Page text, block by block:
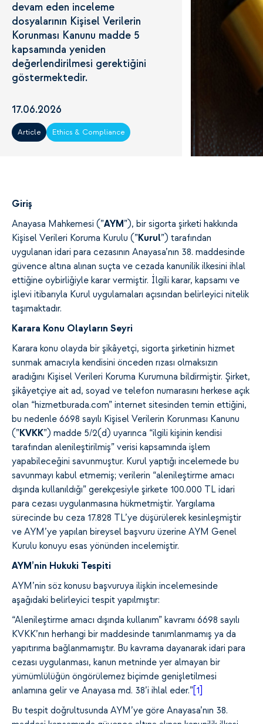
devam eden inceleme
dosyalarının Kişisel Verilerin
Korunması Kanunu madde 5
kapsamında yeniden
değerlendirilmesi gerektiğini
göstermektedir.
17.06.2026
Article Ethics & Compliance
Giriş
Anayasa Mahkemesi (”AYM”), bir sigorta şirketi hakkında
Kişisel Verileri Koruma Kurulu (”Kurul”) tarafından
uygulanan idari para cezasının Anayasa’nın 38. maddesinde
güvence altına alınan suçta ve cezada kanunilik ilkesini ihlal
ettiğine oybirliğiyle karar vermiştir. İlgili karar, kapsamı ve
işlevi itibarıyla Kurul uygulamaları açısından belirleyici nitelik
taşımaktadır.
Karara Konu Olayların Seyri
Karara konu olayda bir şikâyetçi, sigorta şirketinin hizmet
sunmak amacıyla kendisini önceden rızası olmaksızın
aradığını Kişisel Verileri Koruma Kurumuna bildirmiştir. Şirket,
şikâyetçiye ait ad, soyad ve telefon numarasını herkese açık
olan “hizmetburada.com” internet sitesinden temin ettiğini,
bu nedenle 6698 sayılı Kişisel Verilerin Korunması Kanunu
(”KVKK”) madde 5/2(d) uyarınca “ilgili kişinin kendisi
tarafından alenileştirilmiş” verisi kapsamında işlem
yapabileceğini savunmuştur. Kurul yaptığı incelemede bu
savunmayı kabul etmemiş; verilerin “alenileştirme amacı
dışında kullanıldığı” gerekçesiyle şirkete 100.000 TL idari
para cezası uygulanmasına hükmetmiştir. Yargılama
sürecinde bu ceza 17.828 TL’ye düşürülerek kesinleşmiştir
ve AYM’ye yapılan bireysel başvuru üzerine AYM Genel
Kurulu konuyu esas yönünden incelemiştir.
AYM’nin Hukuki Tespiti
AYM’nin söz konusu başvuruya ilişkin incelemesinde
aşağıdaki belirleyici tespit yapılmıştır:
“Alenileştirme amacı dışında kullanım” kavramı 6698 sayılı
KVKK’nın herhangi bir maddesinde tanımlanmamış ya da
yapıtırıma bağlanmamıştır. Bu kavrama dayanarak idari para
cezası uygulanması, kanun metninde yer almayan bir
yümümlülüğün öngörülemez biçimde genişletilmesi
anlamına gelir ve Anayasa md. 38’i ihlal eder.” [1]
Bu tespit doğrultusunda AYM’ye göre Anayasa’nın 38.